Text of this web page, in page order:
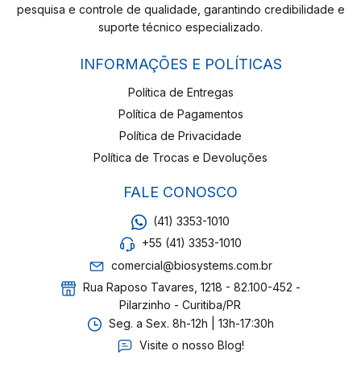
pesquisa e controle de qualidade, garantindo credibilidade e
suporte técnico especializado.
INFORMAÇÕES E POLÍTICAS
Política de Entregas
Política de Pagamentos
Política de Privacidade
Política de Trocas e Devoluções
FALE CONOSCO
(41) 3353-1010
+55 (41) 3353-1010
comercial@biosystems.com.br
Rua Raposo Tavares, 1218 - 82.100-452 -
Pilarzinho - Curitiba/PR
Seg. a Sex. 8h-12h | 13h-17:30h
Visite o nosso Blog!